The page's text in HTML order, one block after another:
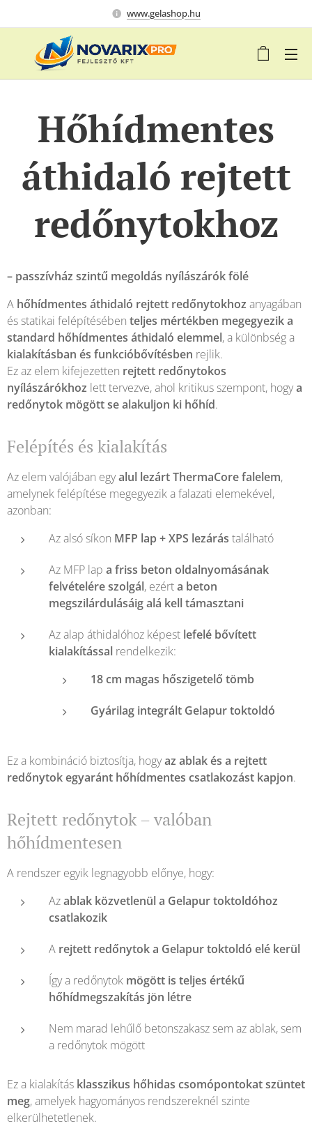
www.gelashop.hu
Hőhídmentes
áthidaló rejtett
redőnytokhoz
– passzívház szintű megoldás nyílászárók fölé
A hőhídmentes áthidaló rejtett redőnytokhoz anyagában
és statikai felépítésében teljes mértékben megegyezik a
standard hőhídmentes áthidaló elemmel, a különbség a
kialakításban és funkcióbővítésben rejlik.
Ez az elem kifejezetten rejtett redőnytokos
nyílászárókhoz lett tervezve, ahol kritikus szempont, hogya
redőnytok mögött se alakuljon ki hőhíd.
Felépítés és kialakítás
Az elem valójában egyalul lezárt ThermaCore falelem,
amelynek felépítése megegyezik a falazati elemekével,
azonban:
Az alsó síkon MFP lap + XPS lezárás található
Az MFP lap a friss beton oldalnyomásának
felvételére szolgál, ezérta beton
megszilárdulásáig alá kell támasztani
Az alap áthidalóhoz képest lefelé bővített
kialakítással rendelkezik:
18 cm magas hőszigetelő tömb
Gyárilag integrált Gelapur toktoldó
Ez a kombináció biztosítja, hogyaz ablak és a rejtett
redőnytok egyaránt hőhídmentes csatlakozást kapjon.
Rejtett redőnytok – valóban
hőhídmentesen
A rendszer egyik legnagyobb előnye, hogy:
Azablak közvetlenül a Gelapur toktoldóhoz
csatlakozik
A rejtett redőnytok a Gelapur toktoldó elé kerül
Így a redőnytok mögött is teljes értékű
hőhídmegszakítás jön létre
Nem marad lehűlő betonszakasz sem az ablak, sem
a redőnytok mögött
Ez a kialakítás klasszikus hőhidas csomópontokat szüntet
meg, amelyek hagyományos rendszereknél szinte
elkerülhetetlenek.